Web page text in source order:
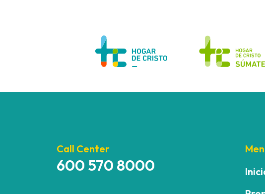
Call Center
600 570 8000